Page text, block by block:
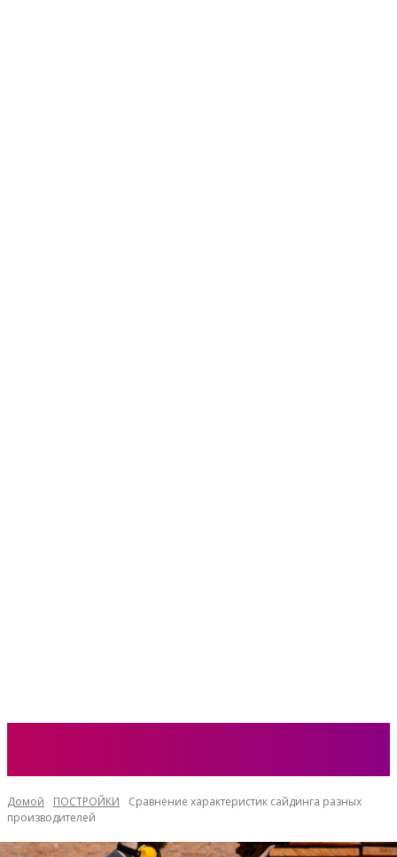
Домой ПОСТРОЙКИ
Сравнение характеристик сайдинга разных
производителей